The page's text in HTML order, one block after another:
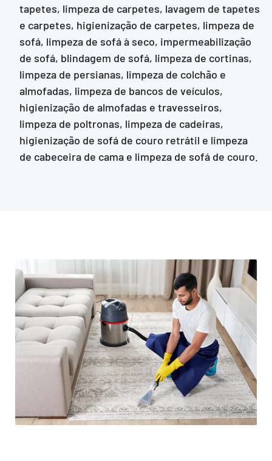
tapetes, limpeza de carpetes, lavagem de tapetes
e carpetes, higienização de carpetes, limpeza de
sofá, limpeza de sofá à seco, impermeabilização
de sofá, blindagem de sofá, limpeza de cortinas,
limpeza de persianas, limpeza de colchão e
almofadas, limpeza de bancos de veículos,
higienização de almofadas e travesseiros,
limpeza de poltronas, limpeza de cadeiras,
higienização de sofá de couro retrátil e limpeza
de cabeceira de cama e limpeza de sofá de couro.